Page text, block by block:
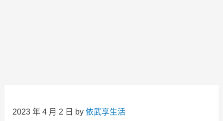
2023 年 4 月 2 日 by 依武享生活